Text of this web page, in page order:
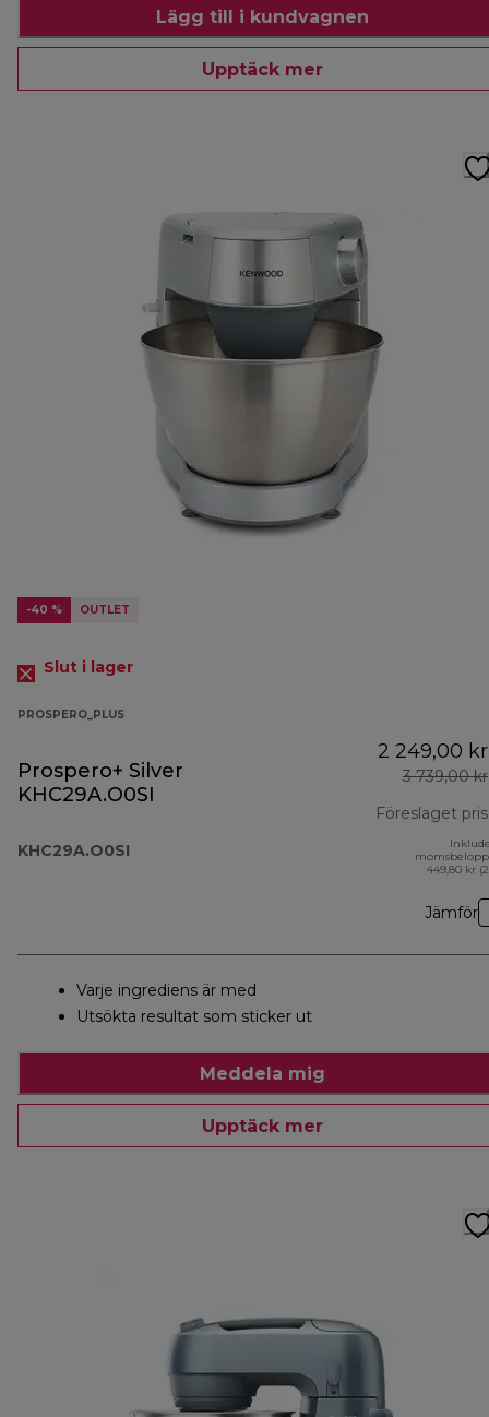
Lägg till i kundvagnen
Upptäck mer
-40 % OUTLET
Slut i lager
PROSPERO_PLUS
Prospero+ Silver
KHC29A.O0SI
KHC29A.O0SI
2 249,00 kr
3 739,00 kr
Föreslaget pris
449,80 kr
Jämför
Varje ingrediens är med
Utsökta resultat som sticker ut
Meddela mig
Upptäck mer